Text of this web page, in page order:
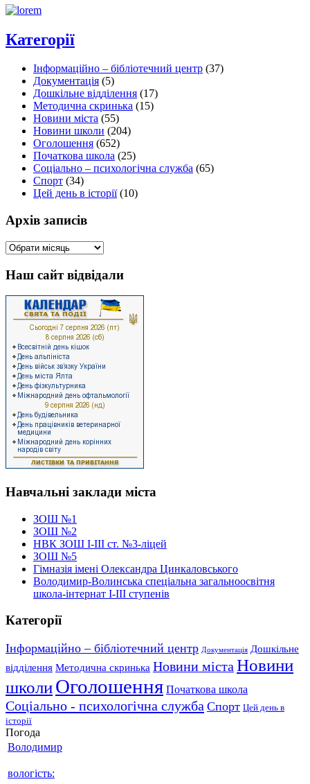
Категорії
Інформаційно – бібліотечний центр (37)
Документація (5)
Дошкільне відділення (17)
Методична скринька (15)
Новини міста (55)
Новини школи (204)
Оголошення (652)
Початкова школа (25)
Соціально – психологічна служба (65)
Спорт (34)
Цей день в історії(10)
Архів записів
Архів
Наш сайт відвідали
Навчальні заклади міста
ЗОШ №1
ЗОШ №2
НВК ЗОШ І-ІІІ ст. №3-ліцей
ЗОШ №5
Гімназія імені Олександра Цинкаловського
Володимир-Волинська спеціальна загальноосвітня
школа-інтернат І-ІІІ ступенів
Категорії
Інформаційно – бібліотечний центр Документація Дошкільне
відділення Методична скринька Новини міста Новини
школиОголошення Початкова школа
Соціально - психологічна служба Спорт Цей день в
історії
Погода
Володимир
вологість: